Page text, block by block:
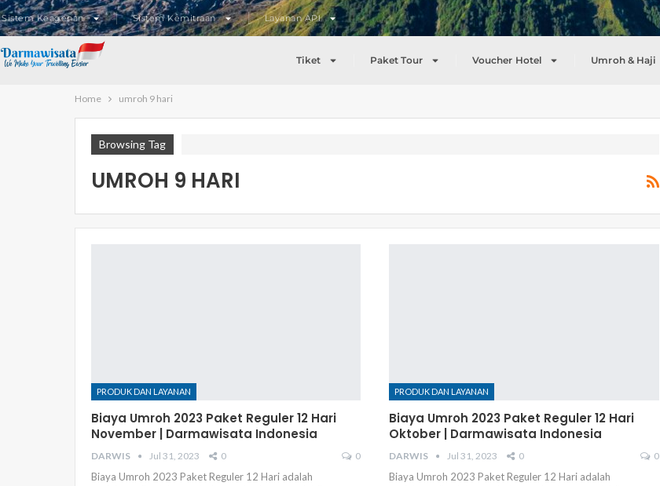
Sistem Keagenan Sistem Kemitraan Layanan API
Tiket Paket Tour Voucher Hotel Umroh & Haji
Home umroh 9 hari
Browsing Tag
UMROH 9 HARI
PRODUK DAN LAYANAN
Biaya Umroh 2023 Paket Reguler 12 Hari
November | Darmawisata Indonesia
DARWIS Jul 31, 2023 0 0
Biaya Umroh 2023 Paket Reguler 12 Hari adalah
PRODUK DAN LAYANAN
Biaya Umroh 2023 Paket Reguler 12 Hari
Oktober | Darmawisata Indonesia
DARWIS Jul 31, 2023 0 0
Biaya Umroh 2023 Paket Reguler 12 Hari adalah